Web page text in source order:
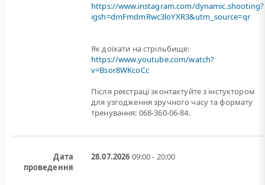
https://www.instagram.com/dynamic.shooting?
igsh=dmFmdmRwc3loYXR3&utm_source=qr
Як доїхати на стрільбище:
https://www.youtube.com/watch?
v=Bsor8WKcoCc
Після реєстрацї зконтактуйте з інстуктором
для узгодження зручного часу та формату
тренування: 068-360-06-84.
Дата
проведення
28.07.2026 09:00 - 20:00